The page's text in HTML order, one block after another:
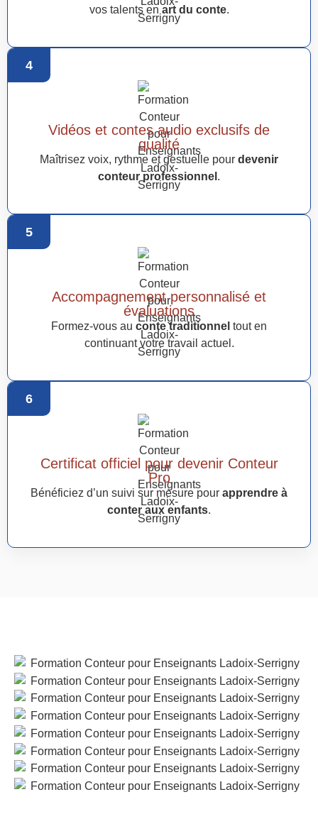
vos talents en art du conte.
4
Vidéos et contes audio exclusifs de
qualité
Maîtrisez voix, rythme et gestuelle pour devenir
conteur professionnel .
5
Accompagnement personnalisé et
évaluations
Formez-vous au conte traditionnel tout en
continuant votre travail actuel.
6
Certificat officiel pour devenir Conteur
Pro
Bénéficiez d’un suivi sur mesure pour apprendre à
conter aux enfants.